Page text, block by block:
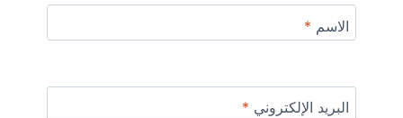
الاسم *
البريد الإلكتروني *